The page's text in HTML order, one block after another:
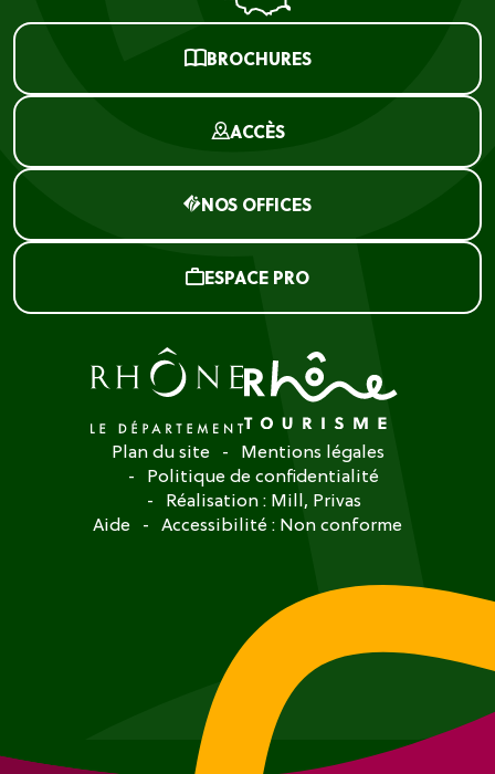
BROCHURES
ACCÈS
NOS OFFICES
ESPACE PRO
Plan du site
Mentions légales
Politique de confidentialité
Réalisation : Mill, Privas
Aide
Accessibilité : Non conforme